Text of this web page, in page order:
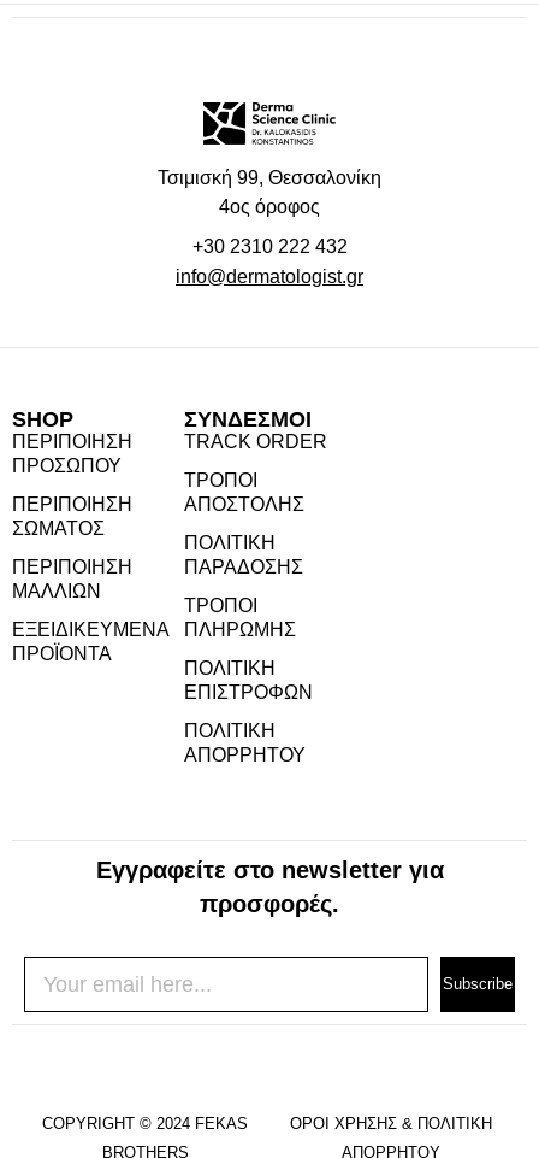
Τσιμισκή 99, Θεσσαλονίκη
4ος όροφος
+30 2310 222 432
info@dermatologist.gr
SHOP
ΠΕΡΙΠΟΊΗΣΗ
ΠΡΟΣΏΠΟΥ
ΠΕΡΙΠΟΊΗΣΗ
ΣΏΜΑΤΟΣ
ΠΕΡΙΠΟΊΗΣΗ
ΜΑΛΛΙΏΝ
ΕΞΕΙΔΙΚΕΥΜΈΝΑ
ΠΡΟΪΌΝΤΑ
ΣΎΝΔΕΣΜΟΙ
TRACK ORDER
ΤΡΌΠΟΙ
ΑΠΟΣΤΟΛΉΣ
ΠΟΛΙΤΙΚΉ
ΠΑΡΆΔΟΣΗΣ
ΤΡΌΠΟΙ
ΠΛΗΡΩΜΉΣ
ΠΟΛΙΤΙΚΉ
ΕΠΙΣΤΡΟΦΏΝ
ΠΟΛΙΤΙΚΉ
ΑΠΟΡΡΉΤΟΥ
Εγγραφείτε στο newsletter για
προσφορές.
Subscribe
COPYRIGHT © 2024 FEKAS
BROTHERS
ΌΡΟΙ ΧΡΉΣΗΣ & ΠΟΛΙΤΙΚΉ
ΑΠΟΡΡΉΤΟΥ